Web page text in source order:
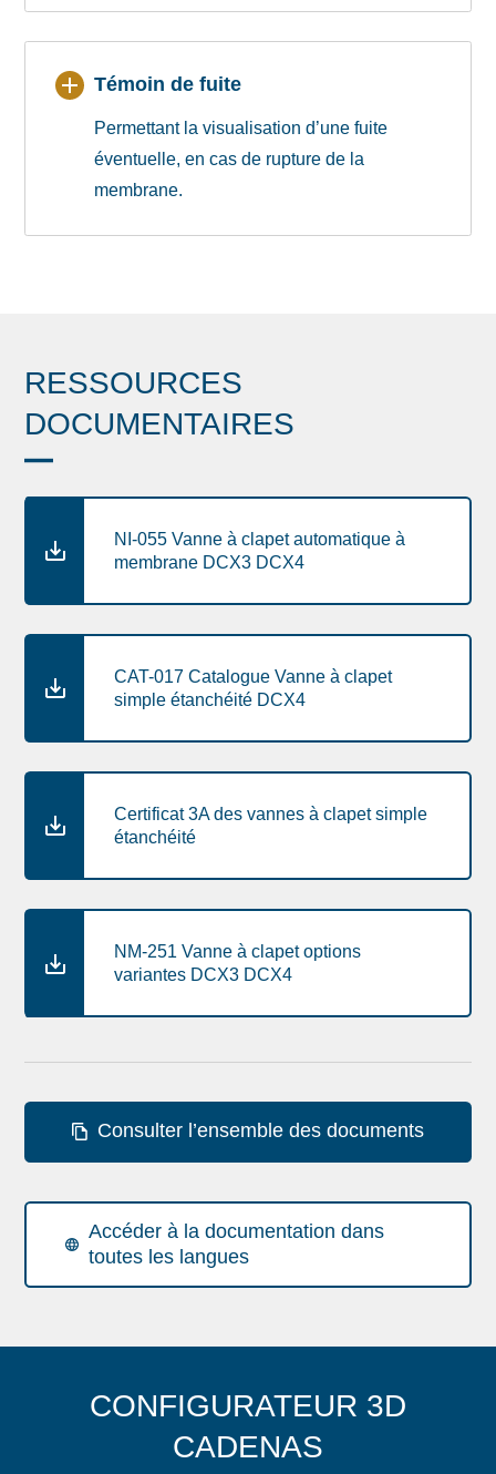
Témoin de fuite
Permettant la visualisation d’une fuite
éventuelle, en cas de rupture de la
membrane.
RESSOURCES
DOCUMENTAIRES
NI-055 Vanne à clapet automatique à
membrane DCX3 DCX4
CAT-017 Catalogue Vanne à clapet
simple étanchéité DCX4
Certificat 3A des vannes à clapet simple
étanchéité
NM-251 Vanne à clapet options
variantes DCX3 DCX4
Consulter l’ensemble des documents
Accéder à la documentation dans
toutes les langues
CONFIGURATEUR 3D
CADENAS